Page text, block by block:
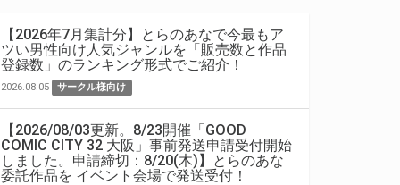
【2026年7月集計分】とらのあなで今最もア
ツい男性向け人気ジャンルを「販売数と作品
登録数」のランキング形式でご紹介！
2026.08.05 サークル様向け
【2026/08/03更新。8/23開催「GOOD
COMIC CITY 32 大阪」事前発送申請受付開始
しました。申請締切：8/20(木)】とらのあな
委託作品を イベント会場で発送受付！